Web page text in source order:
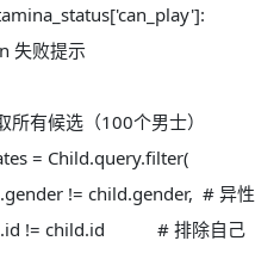
败提示
有候选（100个男士）
= Child.query.filter(
!= child.gender, # 异性
!= child.id # 排除自己